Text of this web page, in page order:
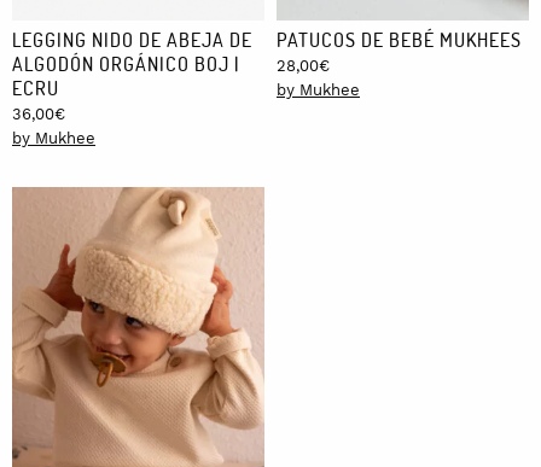
LEGGING NIDO DE ABEJA DE
ALGODÓN ORGÁNICO BOJ |
ECRU
36,00€
by Mukhee
PATUCOS DE BEBÉ MUKHEES
28,00€
by Mukhee